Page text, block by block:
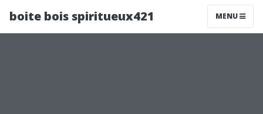
boite bois spiritueux421 MENU